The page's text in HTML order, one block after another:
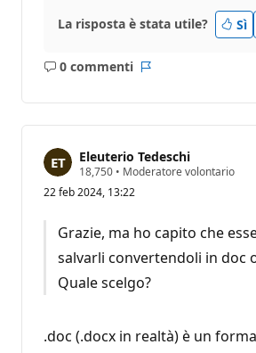
La risposta è stata utile? Sì
0 commenti
Nessun
Eleuterio Tedeschi
18,750 P
n
d
r
e
p
a
z
• Moderatore volontario
22 feb 2024, 13:22
Grazie, ma ho capito che
salvarli convertendoli in doc
Quale scelgo?
.doc (.docx in realtà) è un